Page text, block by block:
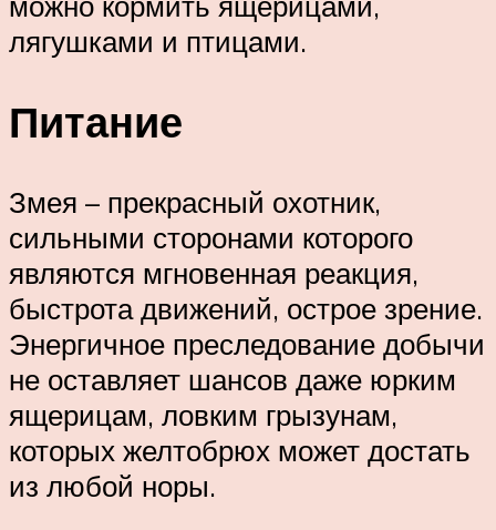
лягушками и птицами.
Питание
Змея – прекрасный охотник,
сильными сторонами которого
являются мгновенная реакция,
быстрота движений, острое зрение.
Энергичное преследование добычи
не оставляет шансов даже юрким
ящерицам, ловким грызунам,
которых желтобрюх может достать
из любой норы.